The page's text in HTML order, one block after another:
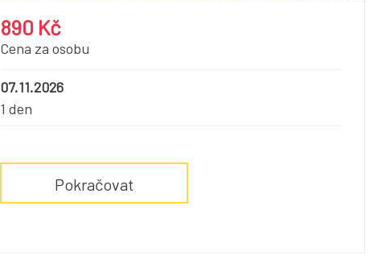
890 Kč
Cena za osobu
07.11.2026
1 den
Pokračovat